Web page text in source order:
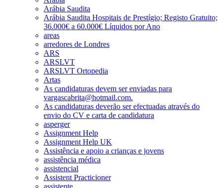
Arábia Saudita
Arábia Saudita Hospitais de Prestígio; Registo Gratuito;
36.000€ a 60.000€ Líquidos por Ano
areas
arredores de Londres
ARS
ARSLVT
ARSLVT Ortopedia
Artas
As candidaturas devem ser enviadas para
vargascabrita@hotmail.com.
As candidaturas deverão ser efectuadas através do
envio do CV e carta de candidatura
asperger
Assignment Help
Assignment Help UK
Assistência e apoio a crianças e jovens
assistência médica
assistencial
Assistent Practicioner
assistente